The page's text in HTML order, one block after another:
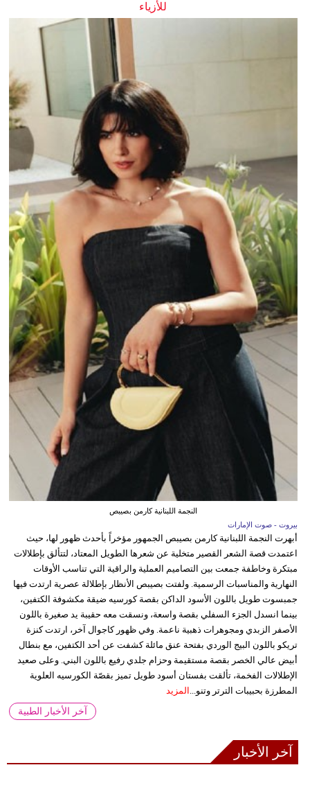
للأزياء
النجمة اللبنانية كارمن بصيبص
بيروت - صوت الإمارات
أبهرت النجمة اللبنانية كارمن بصيبص الجمهور مؤخراً بأحدث ظهور لها، حيث
اعتمدت قصة الشعر القصير متخلية عن شعرها الطويل المعتاد، لتتألق بإطلالات
مبتكرة وخاطفة جمعت بين التصاميم العملية والراقية التي تناسب الأوقات
النهارية والمناسبات الرسمية. ولفتت بصيبص الأنظار بإطلالة عصرية ارتدت فيها
جمبسوت طويل باللون الأسود الداكن بقصة كورسيه ضيقة مكشوفة الكتفين،
بينما انسدل الجزء السفلي بقصة واسعة، ونسقت معه حقيبة يد صغيرة باللون
الأصفر الزبدي ومجوهرات ذهبية ناعمة. وفي ظهور كاجوال آخر، ارتدت كنزة
تريكو باللون البيج الوردي بفتحة عنق مائلة كشفت عن أحد الكتفين، مع بنطال
أبيض عالي الخصر بقصة مستقيمة وحزام جلدي رفيع باللون البني. وعلى صعيد
الإطلالات الفخمة، تألقت بفستان أسود طويل تميز بقصّة الكورسيه العلوية
المطرزة بحبيبات الترتر وتنو... المزيد
آخر الأخبار الطبية
آخر الأخبار